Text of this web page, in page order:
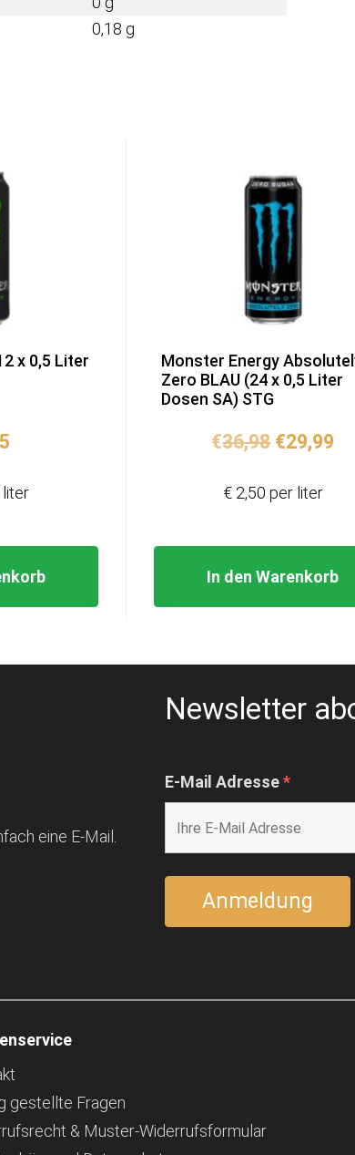
0,18 g
x 0,5 Liter
liter
Monster Energy
Zero BLAU (24 x 0,5 Liter
Dosen SA) STG
€36,98
war:
€29,99
In den Warenkorb
€ 2,50 per liter
eine E-Mail.
Newsletter
E-Mail Adresse*
gestellte Fragen
& Muster-Widerrufsformular